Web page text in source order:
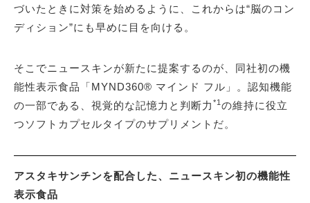
づいたときに対策を始めるように、これからは“脳のコン
ディション”にも早めに目を向ける。
そこでニュースキンが新たに提案するのが、同社初の機
能性表示食品「MYND360® マインド フル」。認知機能
の一部である、視覚的な記憶力と判断力 *1 の維持に役立
つソフトカプセルタイプのサプリメントだ。
アスタキサンチンを配合した、ニュースキン初の機能性
表示食品